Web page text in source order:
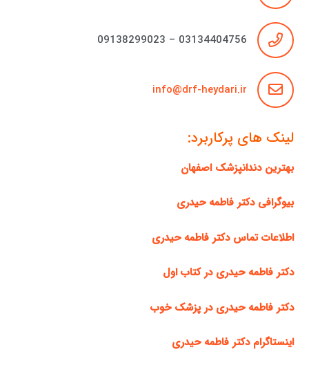
03134404756 – 09138299023
info@drf-heydari.ir
لینک های پرکاربرد:
بهترین دندانپزشک اصفهان
بیوگرافی دکتر فاطمه حیدری
اطلاعات تماس دکتر فاطمه حیدری
دکتر فاطمه حیدری در کتاب اول
دکتر فاطمه حیدری در پزشک خوب
اینستاگرام دکتر فاطمه حیدری